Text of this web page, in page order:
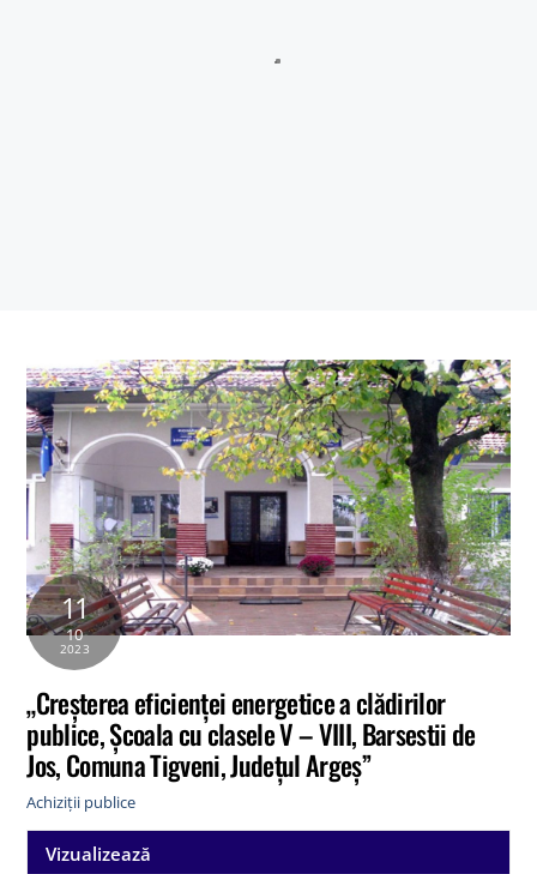
din Judetul Vâlcea , proprietarii sau detinățorii acestora, precum
11
10
2023
„Creșterea eficienței energetice a clădirilor
publice, Școala cu clasele V – VIII, Barsestii de
Jos, Comuna Tigveni, Județul Argeș”
Achiziții publice
Vizualizează